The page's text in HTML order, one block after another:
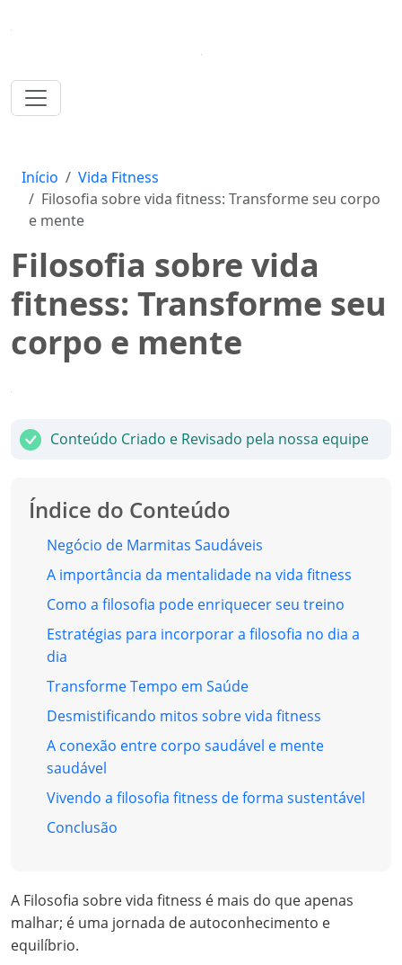
Início
Vida Fitness
Filosofia sobre vida fitness: Transforme seu corpo
e mente
Filosofia sobre vida
fitness: Transforme seu
corpo e mente
Conteúdo Criado e Revisado pela nossa equipe
Índice do Conteúdo
Negócio de Marmitas Saudáveis
A importância da mentalidade na vida fitness
Como a filosofia pode enriquecer seu treino
Estratégias para incorporar a filosofia no dia a
dia
Transforme Tempo em Saúde
Desmistificando mitos sobre vida fitness
A conexão entre corpo saudável e mente
saudável
Vivendo a filosofia fitness de forma sustentável
Conclusão
A Filosofia sobre vida fitness é mais do que apenas
malhar; é uma jornada de autoconhecimento e
equilíbrio.